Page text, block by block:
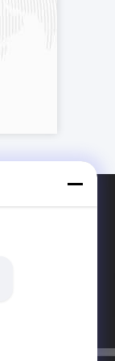
는 스
로 다